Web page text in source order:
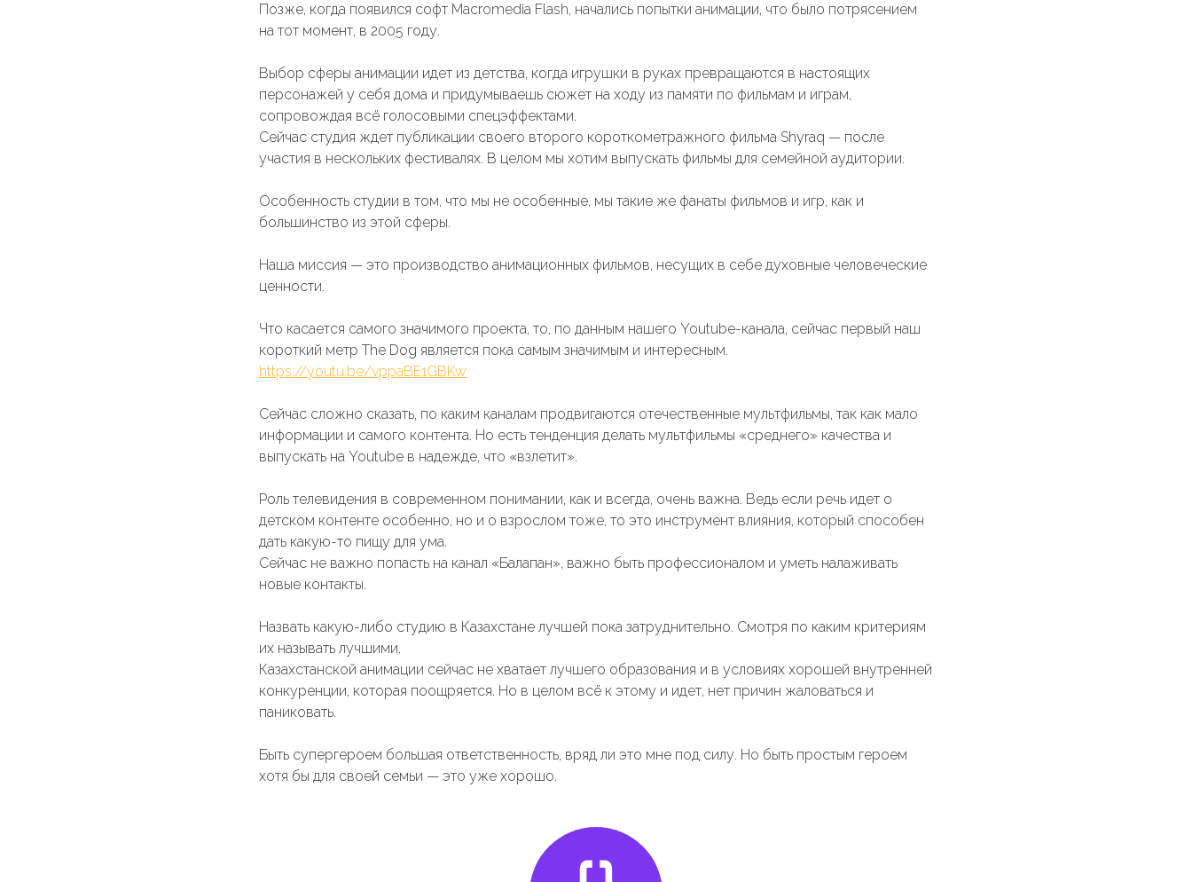
Позже, когда появился софт Macromedia Flash, начались попытки анимации, что было потрясением
на тот момент, в 2005 году.
Выбор сферы анимации идет из детства, когда игрушки в руках превращаются в настоящих
персонажей у себя дома и придумываешь сюжет на ходу из памяти по фильмам и играм,
сопровождая всё голосовыми спецэффектами.
Сейчас студия ждет публикации своего второго короткометражного фильма Shyraq — после
участия в нескольких фестивалях. В целом мы хотим выпускать фильмы для семейной аудитории.
Особенность студии в том, что мы не особенные, мы такие же фанаты фильмов и игр, как и
большинство из этой сферы.
Наша миссия — это производство анимационных фильмов, несущих в себе духовные человеческие
ценности.
Что касается самого значимого проекта, то, по данным нашего Youtube-канала, сейчас первый наш
короткий метр The Dog является пока самым значимым и интересным.
https://youtu.be/vppaBE1GBKw
Сейчас сложно сказать, по каким каналам продвигаются отечественные мультфильмы, так как мало
информации и самого контента. Но есть тенденция делать мультфильмы «среднего» качества и
выпускать на Youtube в надежде, что «взлетит».
Роль телевидения в современном понимании, как и всегда, очень важна. Ведь если речь идет о
детском контенте особенно, но и о взрослом тоже, то это инструмент влияния, который способен
дать какую-то пищу для ума.
Сейчас не важно попасть на канал «Балапан», важно быть профессионалом и уметь налаживать
новые контакты.
Назвать какую-либо студию в Казахстане лучшей пока затруднительно. Смотря по каким критериям
их называть лучшими.
Казахстанской анимации сейчас не хватает лучшего образования и в условиях хорошей внутренней
конкуренции, которая поощряется. Но в целом всё к этому и идет, нет причин жаловаться и
паниковать.
Быть супергероем большая ответственность, вряд ли это мне под силу. Но быть простым героем
хотя бы для своей семьи — это уже хорошо.